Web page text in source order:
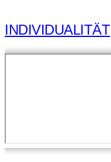
INDIVIDUALITÄT